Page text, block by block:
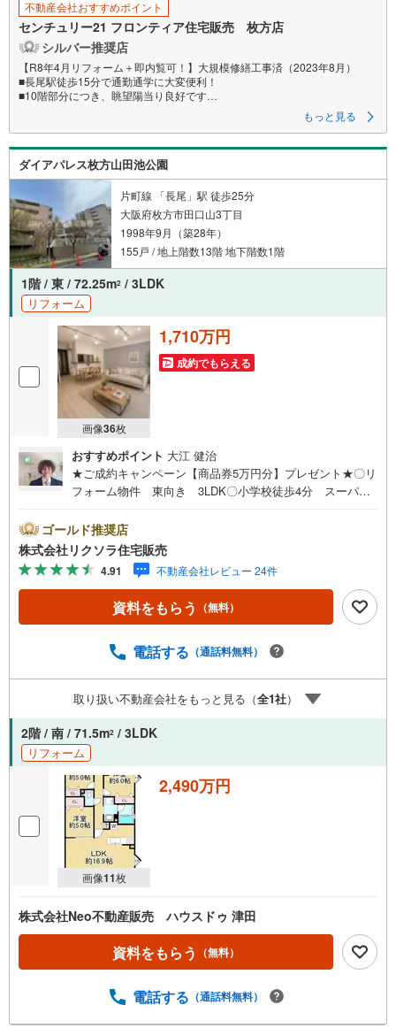
不動産会社おすすめポイント
センチュリー21 フロンティア住宅販売 枚方店
シルバー推奨店
【R8年4月リフォーム＋即内覧可！】大規模修繕工事済（2023年8月）
■長尾駅徒歩15分で通勤通学に大変便利！
■10階部分につき、眺望陽当り良好です
特徴
・カウンターキッチンのため、リビングの様子を見ながら家事をしていた
だけます
・リビング横の洋室は小さなお子様の遊びスペースや客間やリラックスス
ペースとして利用できて便利です
リフォーム内容
・キッチン、浴室、トイレ、洗面所
・全面、全室クロス、床、壁、建具、サッシ
立地
・田口山小学校まで徒歩約11分
・長尾西中学校まで徒歩約12分
弊社が選ばれる理由
1.お金の扱い方のプロ、ファイナンシャルプランナーが資金計画をサポー
ト！
2.買い替えなどにも対応できる売却専門チームあり！
3.たくさんの銀行と繋がりがあるため、最も低金利になるように審査が可
4.物件のお引渡し後に必要になったお家のリフォームも弊社のリフォームプ
ランナーがご提案！
5.定期的にご連絡を繋ぎ、有事の際に迅速にサポートいたします
もっと見る
ダイアパレス枚方山田池公園
片町線 「長尾」駅 徒歩25分
大阪府枚方市田口山3丁目
1998年9月（築28年）
155戸 / 地上階数13階 地下階数1階
1階 / 東 / 72.25m2 / 3LDK
リフォーム
画像36枚
1,710万円
成約でもらえる
おすすめポイント 大江 健治
★ご成約キャンペーン【商品券5万円分】プレゼント★〇リ
フォーム物件 東向き 3LDK〇小学校徒歩4分 スーパー
ムキッチン テラス■営業時間 9:30～20:00 ■即日案内可
能！※当日・翌日のご案内はお電話でのお問合せがスムーズ
■定休日 毎週水曜日◇弊社ホームページよりLINEでのお
問合せも好評！◇不動産情報サイト未掲載物件、弊社ホー
ムページに多数掲載！◇学校区物件検索も充実！ご希望の
学校区での物件探しに便利！「リクソラ住宅販売」で検
他サイトの掲載物件もまとめてご案内可能リフォームやリ
ーン商品のご提案〇住宅ローンの金利や優遇率、審査基準
などを詳しくご説明〇住宅ローンとリフォームローンの一
体型商品もご提案〇仕事や収入・現在過去の借入による住
宅ローンへの問題解決是非ともお問合せ下さい
ゴールド推奨店
株式会社リクソラ住宅販売
4.91 不動産会社レビュー 24件
資料をもらう （無料）
電話する （通話料無料）
取り扱い不動産会社をもっと見る（全1社）
2階 / 南 / 71.5m2 / 3LDK
リフォーム
画像11枚
2,490万円
株式会社Neo不動産販売 ハウスドゥ 津田
資料をもらう （無料）
電話する （通話料無料）